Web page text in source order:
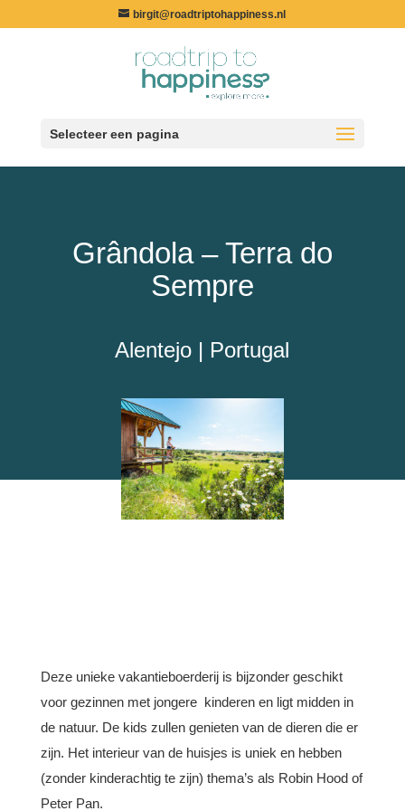
birgit@roadtriptohappiness.nl
Selecteer een pagina
Grândola – Terra do
Sempre
Alentejo | Portugal
Deze unieke vakantieboerderij is bijzonder geschikt
voor gezinnen met jongere kinderen en ligt midden in
de natuur. De kids zullen genieten van de dieren die er
zijn. Het interieur van de huisjes is uniek en hebben
(zonder kinderachtig te zijn) thema’s als Robin Hood of
Peter Pan.